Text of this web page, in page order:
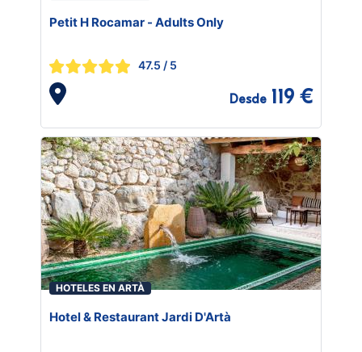
Petit H Rocamar - Adults Only
47.5 / 5
Desde 119 €
HOTELES EN ARTÀ
Hotel & Restaurant Jardi D'Artà